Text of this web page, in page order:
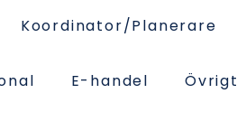
Koordinator/Planerare
E-handel Övrigt